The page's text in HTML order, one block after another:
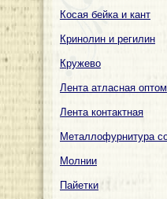
Косая бейка и кант
Кринолин и регилин
Кружево
Лента атласная оптом
Лента контактная
Металлофурнитура
Молнии
Пайетки